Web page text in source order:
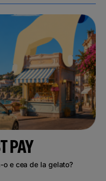
PAY
o e cea de la gelato?